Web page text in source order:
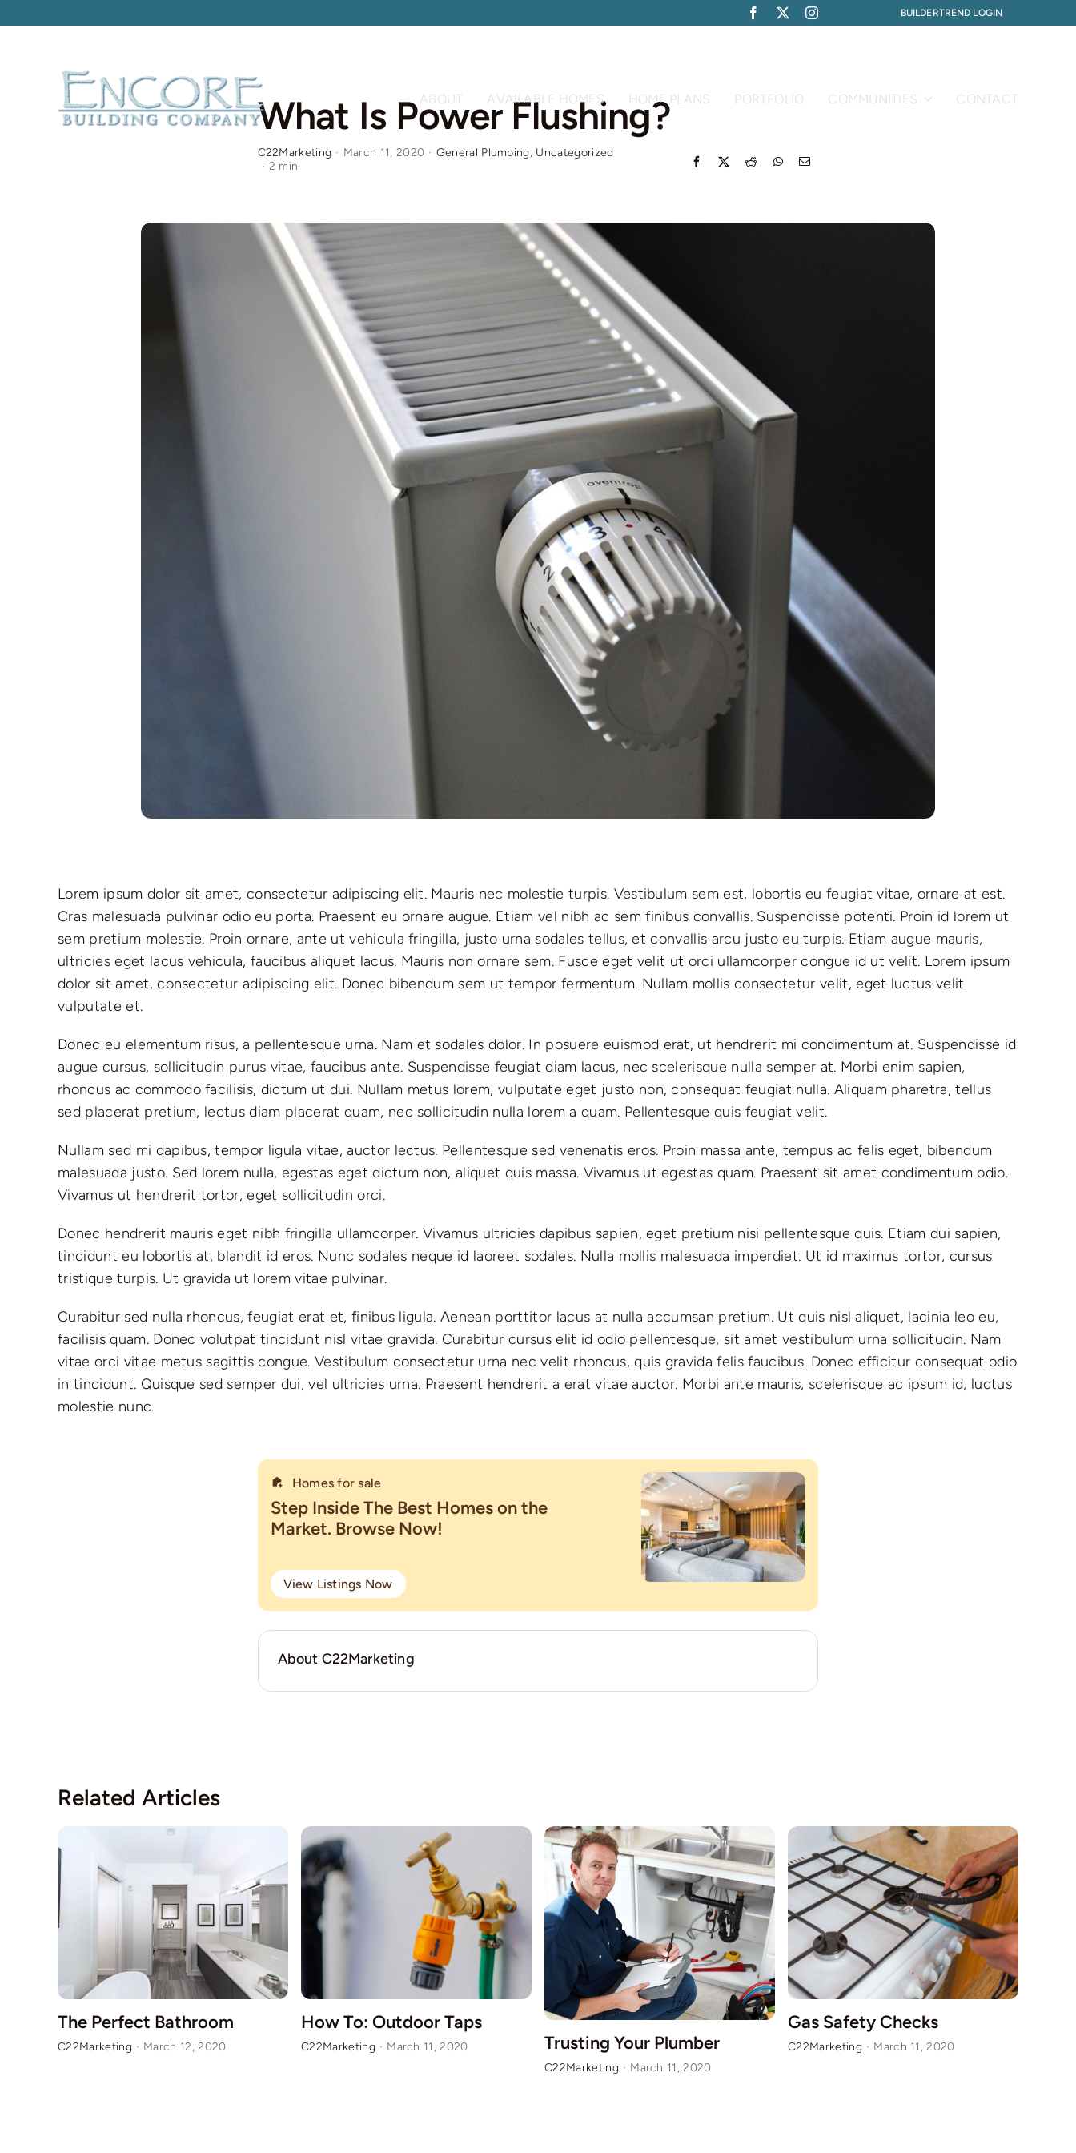
BUILDERTREND LOGIN
ABOUT AVAILABLE HOMES HOME PLANS PORTFOLIO COMMUNITIES CONTACT
What Is Power Flushing?
C22Marketing · March 11, 2020 · General Plumbing, Uncategorized
· 2 min
Lorem ipsum dolor sit amet, consectetur adipiscing elit. Mauris nec molestie turpis. Vestibulum sem est, lobortis eu feugiat vitae, ornare at est.
Cras malesuada pulvinar odio eu porta. Praesent eu ornare augue. Etiam vel nibh ac sem finibus convallis. Suspendisse potenti. Proin id lorem ut
sem pretium molestie. Proin ornare, ante ut vehicula fringilla, justo urna sodales tellus, et convallis arcu justo eu turpis. Etiam augue mauris,
ultricies eget lacus vehicula, faucibus aliquet lacus. Mauris non ornare sem. Fusce eget velit ut orci ullamcorper congue id ut velit. Lorem ipsum
dolor sit amet, consectetur adipiscing elit. Donec bibendum sem ut tempor fermentum. Nullam mollis consectetur velit, eget luctus velit
vulputate et.
Donec eu elementum risus, a pellentesque urna. Nam et sodales dolor. In posuere euismod erat, ut hendrerit mi condimentum at. Suspendisse id
augue cursus, sollicitudin purus vitae, faucibus ante. Suspendisse feugiat diam lacus, nec scelerisque nulla semper at. Morbi enim sapien,
rhoncus ac commodo facilisis, dictum ut dui. Nullam metus lorem, vulputate eget justo non, consequat feugiat nulla. Aliquam pharetra, tellus
sed placerat pretium, lectus diam placerat quam, nec sollicitudin nulla lorem a quam. Pellentesque quis feugiat velit.
Nullam sed mi dapibus, tempor ligula vitae, auctor lectus. Pellentesque sed venenatis eros. Proin massa ante, tempus ac felis eget, bibendum
malesuada justo. Sed lorem nulla, egestas eget dictum non, aliquet quis massa. Vivamus ut egestas quam. Praesent sit amet condimentum odio.
Vivamus ut hendrerit tortor, eget sollicitudin orci.
Donec hendrerit mauris eget nibh fringilla ullamcorper. Vivamus ultricies dapibus sapien, eget pretium nisi pellentesque quis. Etiam dui sapien,
tincidunt eu lobortis at, blandit id eros. Nunc sodales neque id laoreet sodales. Nulla mollis malesuada imperdiet. Ut id maximus tortor, cursus
tristique turpis. Ut gravida ut lorem vitae pulvinar.
Curabitur sed nulla rhoncus, feugiat erat et, finibus ligula. Aenean porttitor lacus at nulla accumsan pretium. Ut quis nisl aliquet, lacinia leo eu,
facilisis quam. Donec volutpat tincidunt nisl vitae gravida. Curabitur cursus elit id odio pellentesque, sit amet vestibulum urna sollicitudin. Nam
vitae orci vitae metus sagittis congue. Vestibulum consectetur urna nec velit rhoncus, quis gravida felis faucibus. Donec efficitur consequat odio
in tincidunt. Quisque sed semper dui, vel ultricies urna. Praesent hendrerit a erat vitae auctor. Morbi ante mauris, scelerisque ac ipsum id, luctus
molestie nunc.
Homes for sale
Step Inside The Best Homes on the
Market. Browse Now!
View Listings Now
About C22Marketing
Related Articles
The Perfect Bathroom
C22Marketing · March 12, 2020
How To: Outdoor Taps
C22Marketing · March 11, 2020 Trusting Your Plumber
C22Marketing · March 11, 2020
Gas Safety Checks
C22Marketing · March 11, 2020